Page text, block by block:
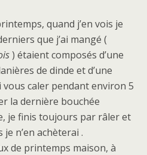
quand j’en vois je
que j’ai mangé (
) étaient composés d’une
de dinde et d’une
vous caler pendant environ 5
la dernière bouchée
je finis toujours par râler et
n’en achèterai .
de printemps maison, à